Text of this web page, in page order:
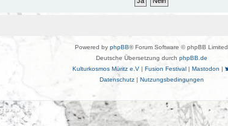
Powered by phpBB® Forum Software © phpBB Limited
Deutsche Übersetzung durch phpBB.de
Kulturkosmos Müritz e.V | Fusion Festival | Mastodon |
Datenschutz| Nutzungsbedingungen